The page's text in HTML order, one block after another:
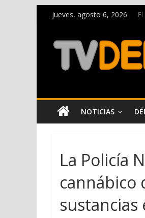
jueves, agosto 6, 2026
NOTICIAS
La Policía
cannábico